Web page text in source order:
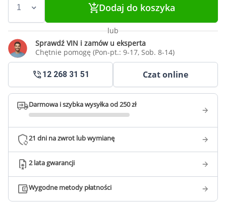
Dodaj do koszyka
lub
Sprawdź VIN i zamów u eksperta
Chętnie pomogę (Pon-pt.: 9-17, Sob. 8-14)
12 268 31 51 Czat online
Darmowa i szybka wysyłka od 250 zł
21 dni na zwrot lub wymianę
2 lata gwarancji
Wygodne metody płatności